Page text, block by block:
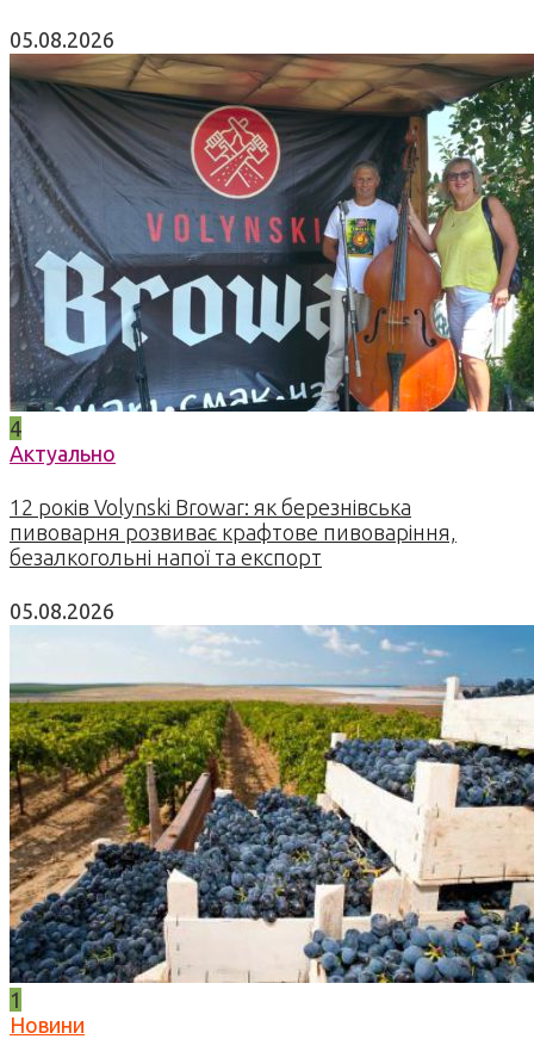
05.08.2026
4
Актуально
12 років Volynski Browar: як березнівська
пивоварня розвиває крафтове пивоваріння,
безалкогольні напої та експорт
05.08.2026
1
Новини